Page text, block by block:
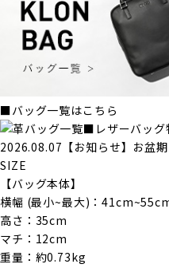
■バッグ一覧はこちら
■レザーバッグ
2026.08.07【お知らせ】お盆
SIZE
【バッグ本体】
横幅 (最小~最大)：
高さ：35cm
マチ：12cm
重量：約0.73kg